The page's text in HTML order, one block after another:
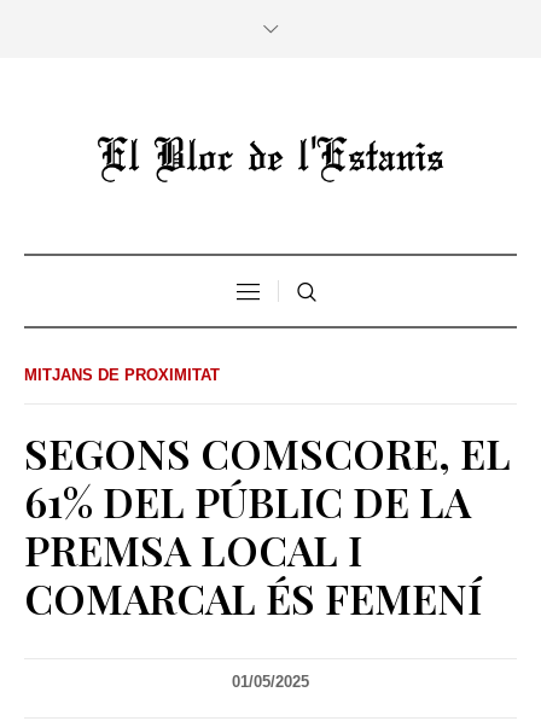
MITJANS DE PROXIMITAT
SEGONS COMSCORE, EL
61% DEL PÚBLIC DE LA
PREMSA LOCAL I
COMARCAL ÉS FEMENÍ
01/05/2025